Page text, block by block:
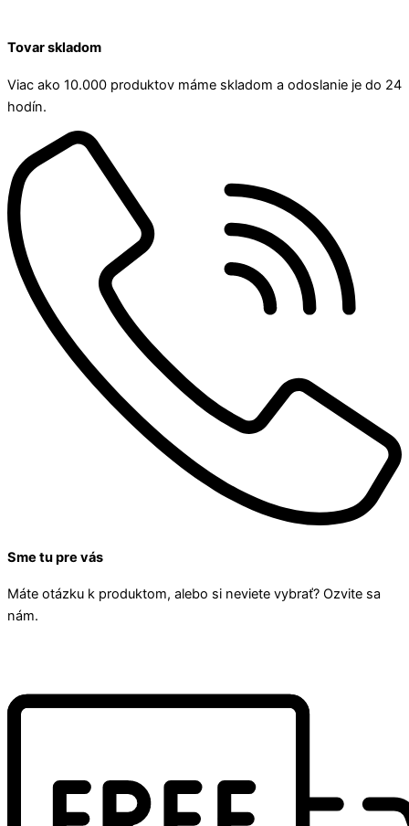
Tovar skladom
Viac ako 10.000 produktov máme skladom a odoslanie je do 24
hodín.
Sme tu pre vás
Máte otázku k produktom, alebo si neviete vybrať? Ozvite sa
nám.